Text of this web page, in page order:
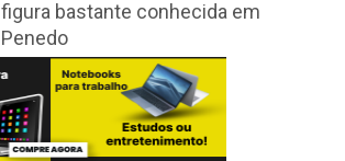
figura bastante conhecida em
Penedo